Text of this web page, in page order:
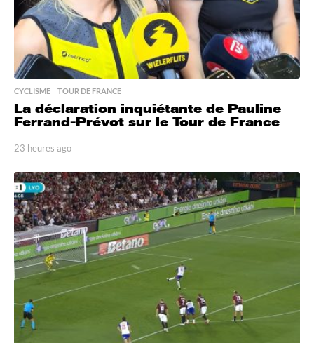
CYCLISME ,TOUR DE FRANCE
La déclaration inquiétante de Pauline
Ferrand-Prévot sur le Tour de France
23 heures ago
h
e
u
r
e
s
a
g